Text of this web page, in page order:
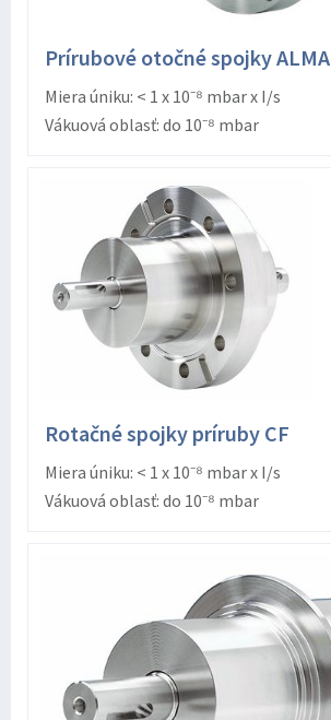
Prírubové otočné spojky ALMA
Miera úniku: < 1 x 10⁻⁸ mbar x I/s
Vákuová oblasť: do 10⁻⁸ mbar
Rotačné spojky príruby CF
Miera úniku: < 1 x 10⁻⁸ mbar x I/s
Vákuová oblasť: do 10⁻⁸ mbar